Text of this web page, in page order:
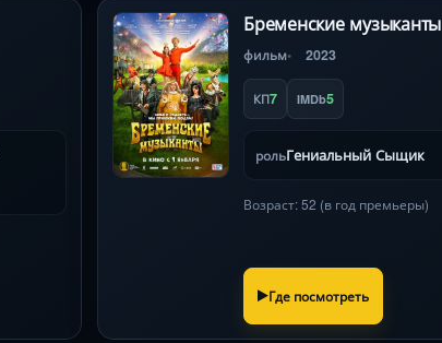
Бременские музыканты
фильм 2023
КП7 IMDb5
рольГениальный Сыщик
Возраст: 52 (в год премьеры)
Где посмотреть